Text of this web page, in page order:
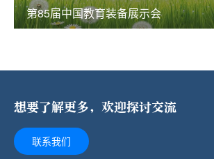
第85届中国教育装备展示会
想要了解更多，欢迎探讨交流
联系我们